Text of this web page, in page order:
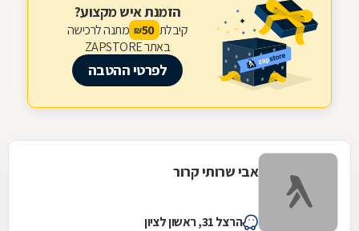
הזמנת איש מקצוע?
קיבלת 50
₪ מתנה לרכישה
באתר ZAPSTORE
לפרטי ההטבה
אבי שרותי קרור
הרצל 31, ראשון לציון